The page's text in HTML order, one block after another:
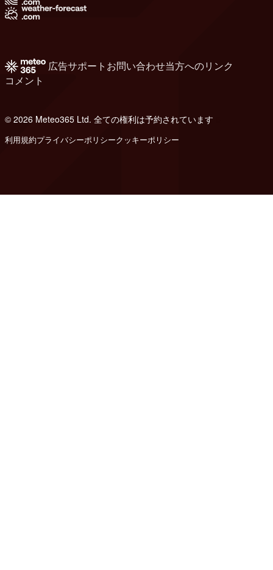
広告サポート お問い合わせ当方へのリンク
コメント
© 2026 Meteo365 Ltd. 全ての権利は予約されています
利用規約プライバシーポリシークッキーポリシー